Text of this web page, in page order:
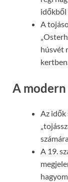
időkből
A
húsvét
A
Az idők
A 19.